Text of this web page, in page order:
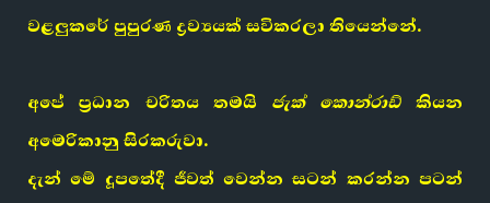
වළලුකරේ පුපුරණ ද්‍රව්‍යයක් සවිකරලා තියෙන්නේ.
අපේ ප්‍රධාන චරිතය තමයි ජැක් කොන්රාඩ්කියන
අමෙරිකානු සිරකරුවා.
දැන් මේ දූපතේදී ජීවත් වෙන්න සටන් කරන්න පටන්